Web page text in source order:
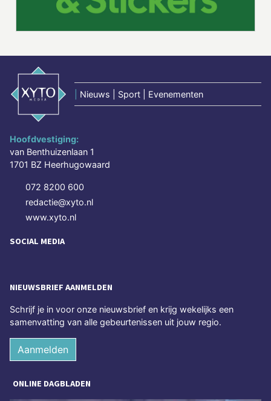
Nieuws | Sport | Evenementen
Hoofdvestiging:
van Benthuizenlaan 1
1701 BZ Heerhugowaard
072 8200 600
redactie@xyto.nl
www.xyto.nl
SOCIAL MEDIA
NIEUWSBRIEF AANMELDEN
Schrijf je in voor onze nieuwsbrief en krijg wekelijks een
samenvatting van alle gebeurtenissen uit jouw regio.
Aanmelden
ONLINE DAGBLADEN